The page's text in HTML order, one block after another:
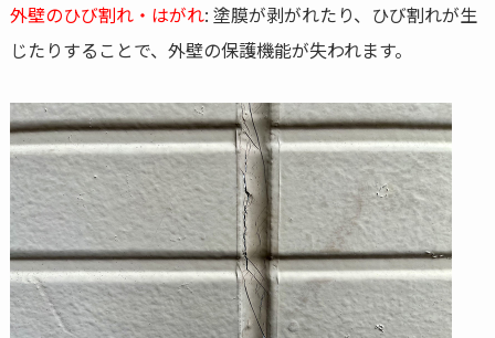
外壁のひび割れ・はがれ: 塗膜が剥がれたり、ひび割れが生
じたりすることで、外壁の保護機能が失われます。